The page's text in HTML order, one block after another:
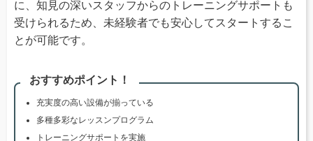
に、知見の深いスタッフからのトレーニングサポートも
受けられるため、未経験者でも安心してスタートするこ
とが可能です。
おすすめポイント！
充実度の高い設備が揃っている
多種多彩なレッスンプログラム
トレーニングサポートを実施